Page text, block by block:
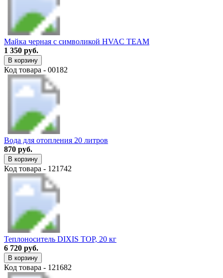
Майка черная с символикой HVAC TEAM
1 350 руб.
В корзину
Код товара - 00182
Вода для отопления 20 литров
870 руб.
В корзину
Код товара - 121742
Теплоноситель DIXIS TOP, 20 кг
6 720 руб.
В корзину
Код товара - 121682